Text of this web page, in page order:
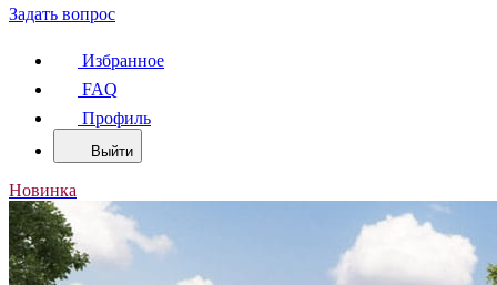
Задать вопрос
Избранное
FAQ
Профиль
Выйти
Новинка